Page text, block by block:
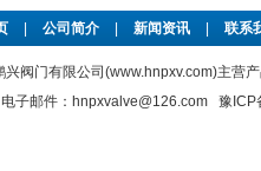
公司简介 新闻资讯 联系
兴阀门有限公司(www.hnpxv.com)主营
子邮件：hnpxvalve@126.com 豫ICP